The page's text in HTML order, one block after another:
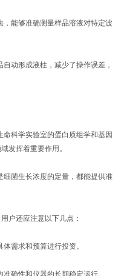
能够准确测量样品溶液对特定波
动形成液柱，减少了操作误差，
科学实验室的蛋白质组学和基因
发挥着重要作用。
菌生长浓度的定量，都能提供准
还应注意以下几点：
需求和预算进行投资。
确性和仪器的长期稳定运行。